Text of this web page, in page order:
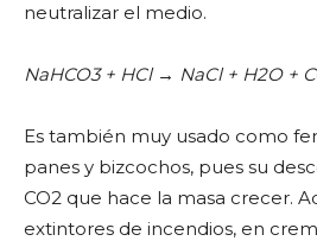
neutralizar el medio.
NaHCO3 + HCl → NaCl + H2O +
Es también muy usado como
panes y bizcochos, pues su
CO2 que hace la masa crecer.
extintores de incendios, en